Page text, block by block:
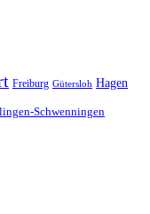
Freiburg Gütersloh Hagen
Schwenningen